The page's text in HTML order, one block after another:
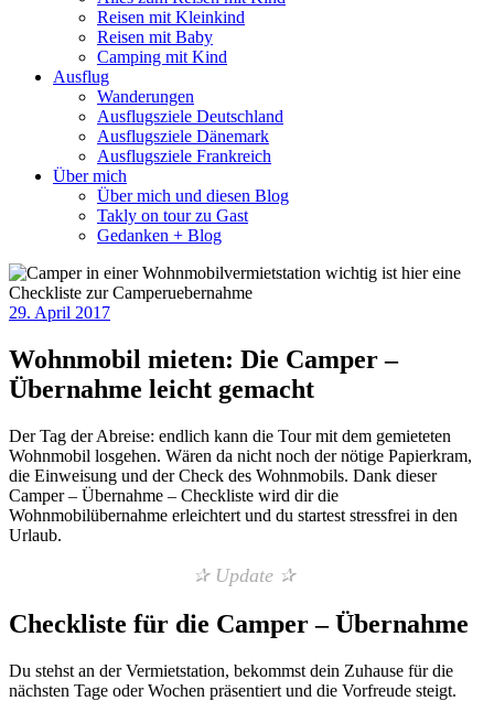
Reisen mit Kleinkind
Reisen mit Baby
Camping mit Kind
Ausflug
Wanderungen
Ausflugsziele Deutschland
Ausflugsziele Dänemark
Ausflugsziele Frankreich
Über mich
Über mich und diesen Blog
Takly on tour zu Gast
Gedanken + Blog
29. April 2017
Wohnmobil mieten: Die Camper –
Übernahme leicht gemacht
Der Tag der Abreise: endlich kann die Tour mit dem gemieteten
Wohnmobil losgehen. Wären da nicht noch der nötige Papierkram,
die Einweisung und der Check des Wohnmobils. Dank dieser
Camper – Übernahme – Checkliste wird dir die
Wohnmobilübernahme erleichtert und du startest stressfrei in den
Urlaub.
✰ Update ✰
Checkliste für die Camper – Übernahme
Du stehst an der Vermietstation, bekommst dein Zuhause für die
nächsten Tage oder Wochen präsentiert und die Vorfreude steigt.